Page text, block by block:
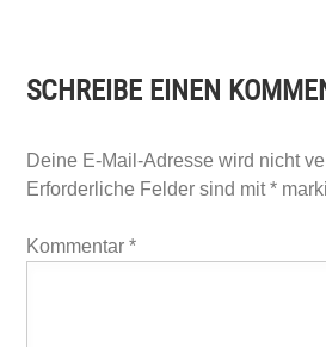
SCHREIBE EINEN
Deine E-Mail-Adresse wird nicht
Erforderliche Felder sind mit*
Kommentar*